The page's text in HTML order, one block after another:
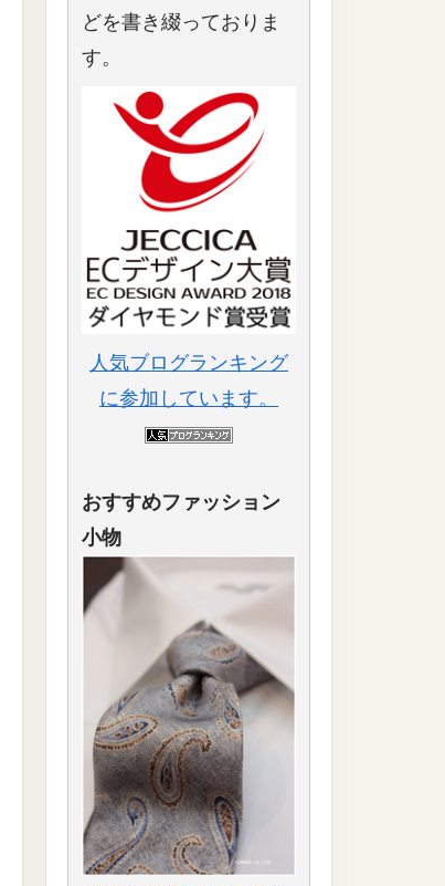
どを書き綴っておりま
す。
人気ブログランキング
に参加しています。
おすすめファッション
小物